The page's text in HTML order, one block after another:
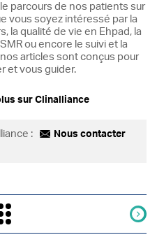
parcours de nos patients sur
vous soyez intéressé par la
la qualité de vie en Ehpad, la
ou encore le suivi et la
articles sont conçus pour
et vous guider.
sur Clinalliance
: Nous contacter